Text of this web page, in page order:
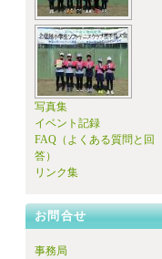
写真集
イベント記録
FAQ（よくある質問と回
答）
リンク集
お問合せ
事務局